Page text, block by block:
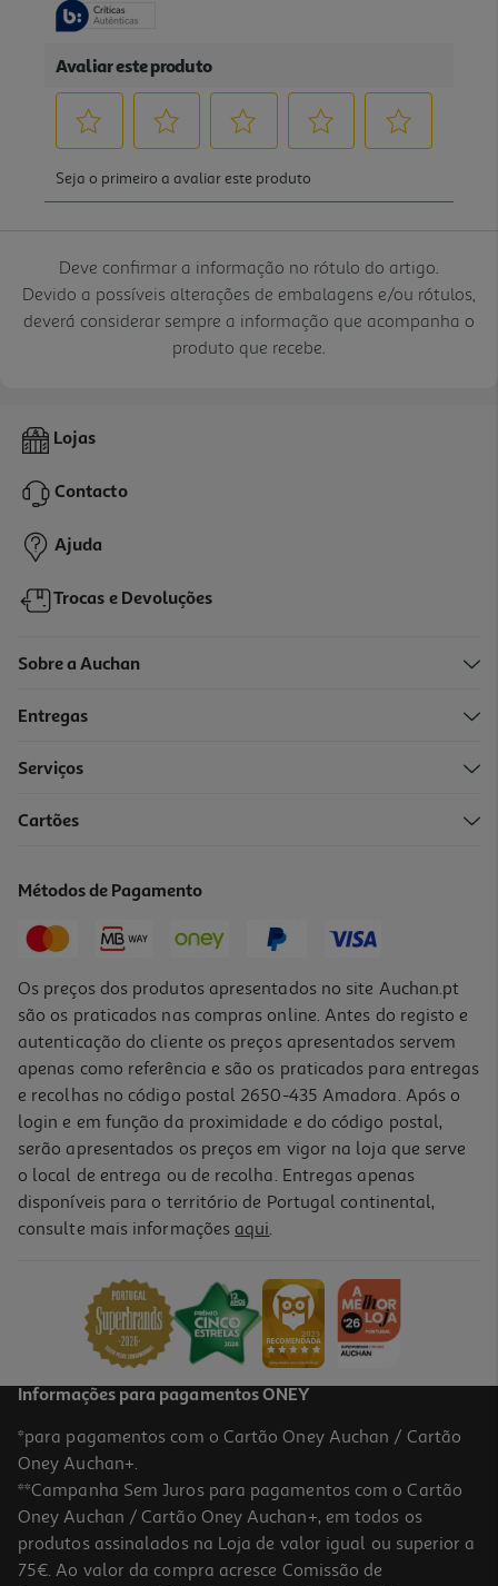
Deve confirmar a informação no rótulo do artigo.
Devido a possíveis alterações de embalagens e/ou rótulos,
deverá considerar sempre a informação que acompanha o
produto que recebe.
Lojas
Contacto
Ajuda
Trocas e Devoluções
Sobre a Auchan
Entregas
Serviços
Cartões
Métodos de Pagamento
Os preços dos produtos apresentados no site Auchan.pt
são os praticados nas compras online. Antes do registo e
autenticação do cliente os preços apresentados servem
apenas como referência e são os praticados para entregas
e recolhas no código postal 2650-435 Amadora. Após o
login e em função da proximidade e do código postal,
serão apresentados os preços em vigor na loja que serve
o local de entrega ou de recolha. Entregas apenas
disponíveis para o território de Portugal continental,
consulte mais informações aqui.
Informações para pagamentos ONEY
*para pagamentos com o Cartão Oney Auchan / Cartão
Oney Auchan+.
**Campanha Sem Juros para pagamentos com o Cartão
Oney Auchan / Cartão Oney Auchan+, em todos os
produtos assinalados na Loja de valor igual ou superior a
75€. Ao valor da compra acresce Comissão de